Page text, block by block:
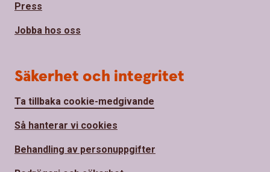
Press
Jobba hos oss
Säkerhet och integritet
Ta tillbaka cookie-medgivande
Så hanterar vi cookies
Behandling av personuppgifter